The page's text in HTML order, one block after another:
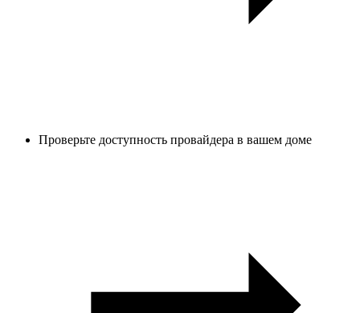
Проверьте доступность провайдера в вашем доме